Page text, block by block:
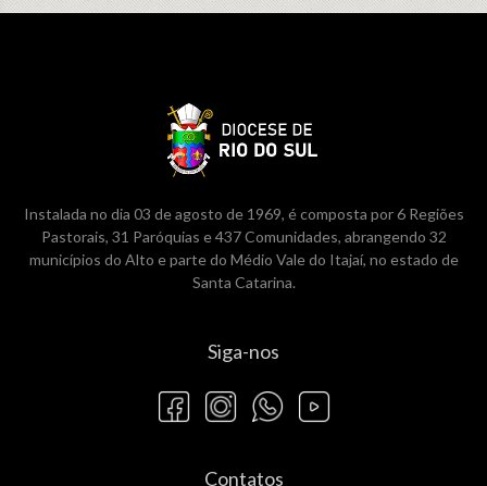
Instalada no dia 03 de agosto de 1969, é composta por 6 Regiões
Pastorais, 31 Paróquias e 437 Comunidades, abrangendo 32
municípios do Alto e parte do Médio Vale do Itajaí, no estado de
Santa Catarina.
Siga-nos
Contatos